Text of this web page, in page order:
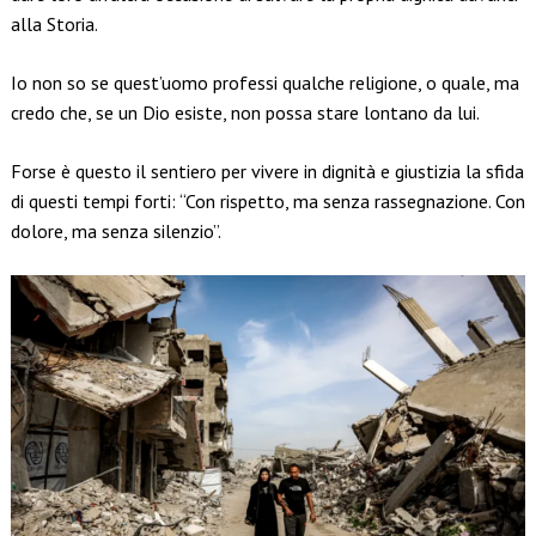
alla Storia.
Io non so se quest’uomo professi qualche religione, o quale, ma
credo che, se un Dio esiste, non possa stare lontano da lui.
Forse è questo il sentiero per vivere in dignità e giustizia la sfida
di questi tempi forti: “Con rispetto, ma senza rassegnazione. Con
dolore, ma senza silenzio”.